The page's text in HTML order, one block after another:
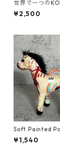
世界で一つの
（ココベアー）/
¥2,500
Soft Painted
SA FABRIC＃56
¥1,540